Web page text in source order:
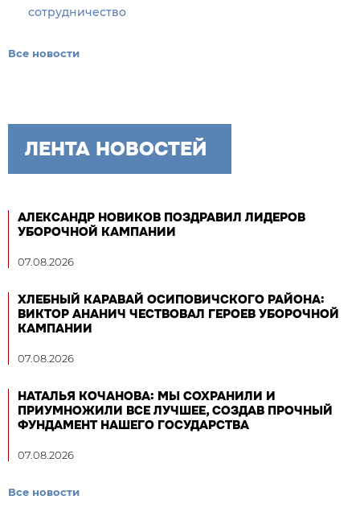
сотрудничество
Все новости
ЛЕНТА НОВОСТЕЙ
АЛЕКСАНДР НОВИКОВ ПОЗДРАВИЛ ЛИДЕРОВ
УБОРОЧНОЙ КАМПАНИИ
07.08.2026
ХЛЕБНЫЙ КАРАВАЙ ОСИПОВИЧСКОГО РАЙОНА:
ВИКТОР АНАНИЧ ЧЕСТВОВАЛ ГЕРОЕВ УБОРОЧНОЙ
КАМПАНИИ
07.08.2026
НАТАЛЬЯ КОЧАНОВА: МЫ СОХРАНИЛИ И
ПРИУМНОЖИЛИ ВСЕ ЛУЧШЕЕ, СОЗДАВ ПРОЧНЫЙ
ФУНДАМЕНТ НАШЕГО ГОСУДАРСТВА
07.08.2026
Все новости